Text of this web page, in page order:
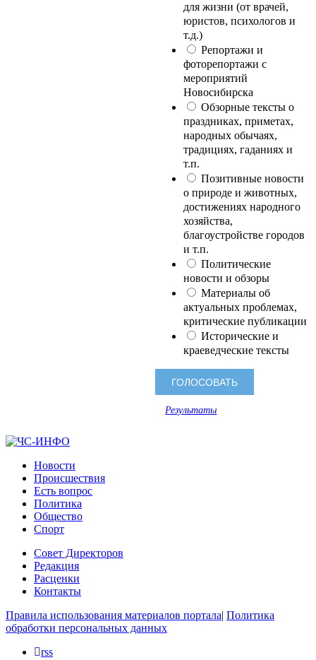
для жизни (от врачей,
юристов, психологов и
т.д.)
Репортажи и
фоторепортажи с
мероприятий
Новосибирска
Обзорные тексты о
праздниках, приметах,
народных обычаях,
традициях, гаданиях и
т.п.
Позитивные новости
о природе и животных,
достижениях народного
хозяйства,
благоустройстве городов
и т.п.
Политические
новости и обзоры
Материалы об
актуальных проблемах,
критические публикации
Исторические и
краеведческие тексты
Результаты
Новости
Происшествия
Есть вопрос
Политика
Общество
Спорт
Совет Директоров
Редакция
Расценки
Контакты
Правила использования материалов портала| Политика
обработки персональных данных
rss